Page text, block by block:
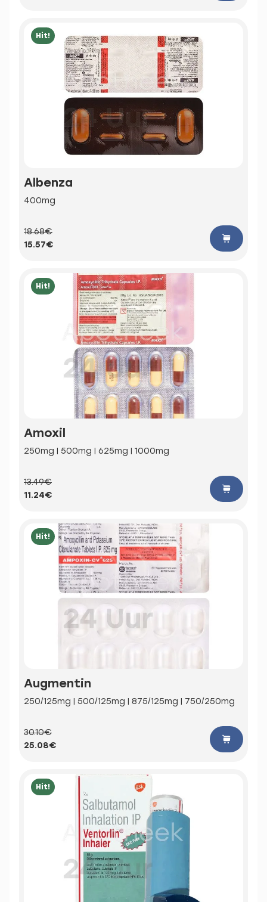
Hit!
Albenza
400mg
18.68€
15.57€
Hit!
Amoxil
250mg | 500mg | 625mg | 1000mg
13.49€
11.24€
Hit!
Augmentin
250/125mg | 500/125mg | 875/125mg | 750/250mg
30.10€
25.08€
Hit!